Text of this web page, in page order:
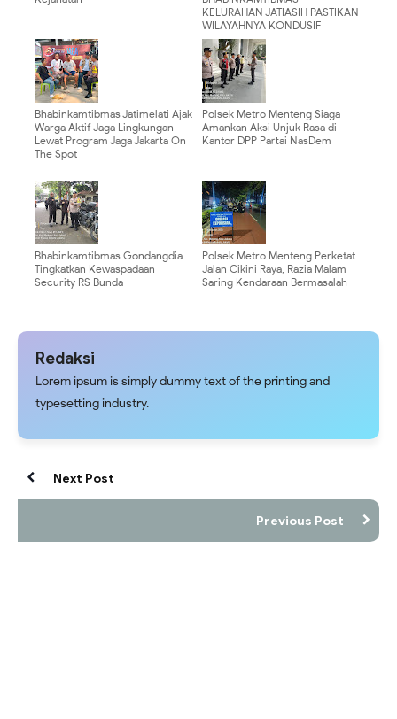
KELURAHAN JATIASIH PASTIKAN
WILAYAHNYA KONDUSIF
Bhabinkamtibmas Jatimelati Ajak
Warga Aktif Jaga Lingkungan
Lewat Program Jaga Jakarta On
The Spot
Polsek Metro Menteng Siaga
Amankan Aksi Unjuk Rasa di
Kantor DPP Partai NasDem
Bhabinkamtibmas Gondangdia
Tingkatkan Kewaspadaan
Security RS Bunda
Polsek Metro Menteng Perketat
Jalan Cikini Raya, Razia Malam
Saring Kendaraan Bermasalah
Redaksi
Lorem ipsum is simply dummy text of the printing and
typesetting industry.
Next Post
Previous Post